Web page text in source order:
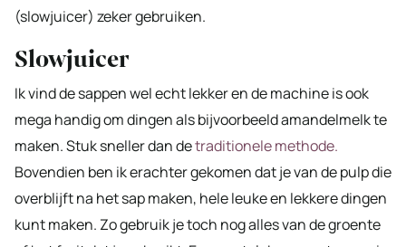
(slowjuicer) zeker gebruiken.
Slowjuicer
Ik vind de sappen wel echt lekker en de machine is ook
mega handig om dingen als bijvoorbeeld amandelmelk te
maken. Stuk sneller dan detraditionele methode.
Bovendien ben ik erachter gekomen dat je van de pulp die
overblijft na het sap maken, hele leuke en lekkere dingen
kunt maken. Zo gebruik je toch nog alles van de groente